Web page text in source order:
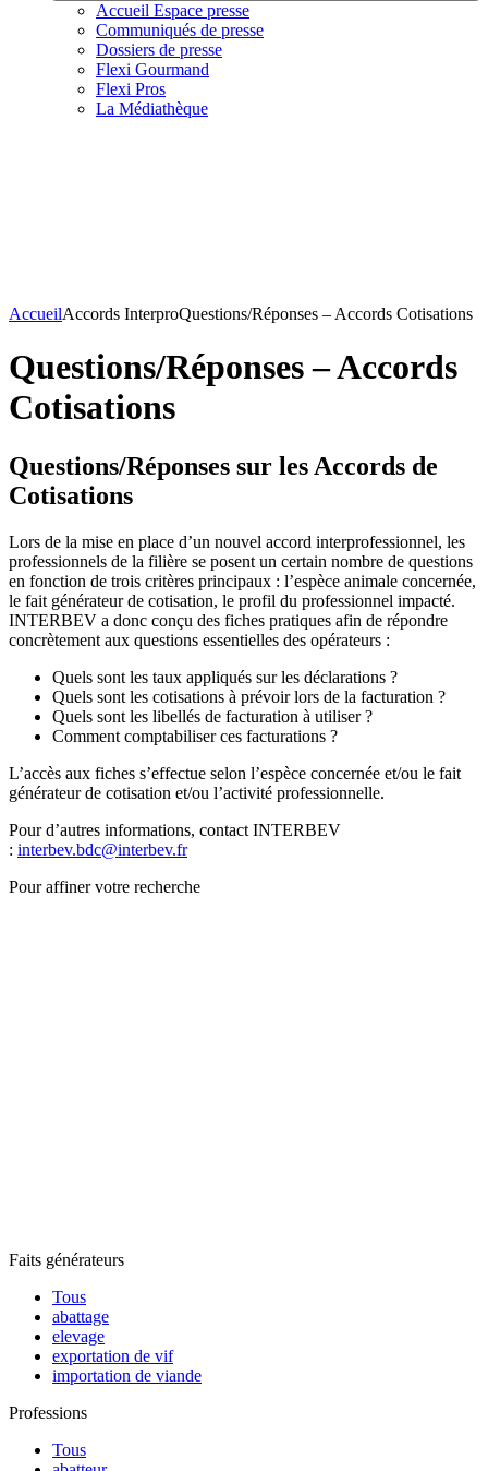
Accueil Espace presse
Communiqués de presse
Dossiers de presse
Flexi Gourmand
Flexi Pros
La Médiathèque
AccueilAccords InterproQuestions/Réponses – Accords Cotisations
Questions/Réponses – Accords
Cotisations
Questions/Réponses sur les Accords de
Cotisations
Lors de la mise en place d’un nouvel accord interprofessionnel, les
professionnels de la filière se posent un certain nombre de questions
en fonction de trois critères principaux : l’espèce animale concernée,
le fait générateur de cotisation, le profil du professionnel impacté.
INTERBEV a donc conçu des fiches pratiques afin de répondre
concrètement aux questions essentielles des opérateurs :
Quels sont les taux appliqués sur les déclarations ?
Quels sont les cotisations à prévoir lors de la facturation ?
Quels sont les libellés de facturation à utiliser ?
Comment comptabiliser ces facturations ?
L’accès aux fiches s’effectue selon l’espèce concernée et/ou le fait
générateur de cotisation et/ou l’activité professionnelle.
Pour d’autres informations, contact INTERBEV
: interbev.bdc@interbev.fr
Pour affiner votre recherche
Faits générateurs
Tous
abattage
elevage
exportation de vif
importation de viande
Professions
Tous